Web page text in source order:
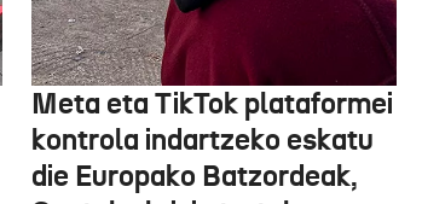
Meta eta TikTok plataformei
kontrola indartzeko eskatu
die Europako Batzordeak,